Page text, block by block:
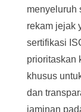
menyeluruh
rekam jejak
sertifikasi
prioritaskan
khusus
dan
jaminan